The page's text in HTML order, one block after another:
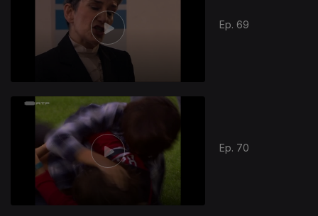
Ep. 69
Ep. 70